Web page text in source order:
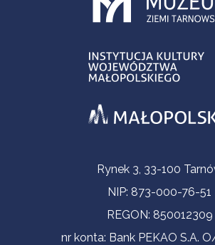
Informacje kontaktowe
Rynek 3, 33-100
NIP: 873-000-76-51
REGON: 850012309
nr konta: Bank PEKAO S.A.